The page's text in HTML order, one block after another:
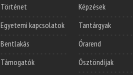
Történet
Egyetemi kapcsolatok
Bentlakás
Támogatók
Képzések
Tantárgyak
Órarend
Ösztöndíjak